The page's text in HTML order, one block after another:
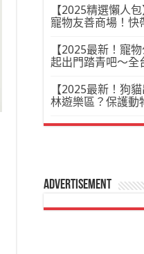
【2025精選懶人
寵物友善商場！快
【2025最新！寵
起出門踏青吧～全
【2025最新！狗
林遊樂區？保護動
Advertisement